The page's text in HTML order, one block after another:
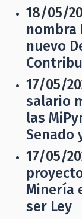
18/05/
nombra
nuevo
17/05/
salario
las
Senado
17/05/
Minería
ser Ley